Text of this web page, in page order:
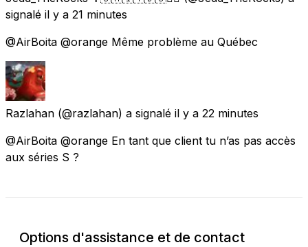
signalé il y a 21 minutes
@AirBoita @orange Même problème au Québec
Razlahan (@razlahan) a signalé il y a 22 minutes
@AirBoita @orange En tant que client tu n’as pas accès
aux séries S ?
Options d'assistance et de contact